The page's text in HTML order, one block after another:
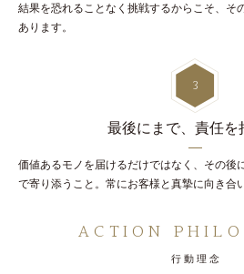
結果を恐れることなく挑戦するからこそ、そ
あります。
3
最後にまで、 責任を
価値あるモノを届けるだけではなく、その後
で寄り添うこと。常にお客様と真摯に向き合
ACTION
行動理念